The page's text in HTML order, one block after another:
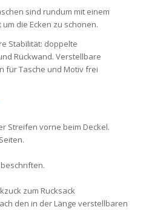
sind rundum mit einem
die Ecken zu schonen.
Stabilität: doppelte
Rückwand. Verstellbare
für Tasche und Motiv frei
Streifen vorne beim Deckel.
zum Rucksack
den in der Länge verstellbaren